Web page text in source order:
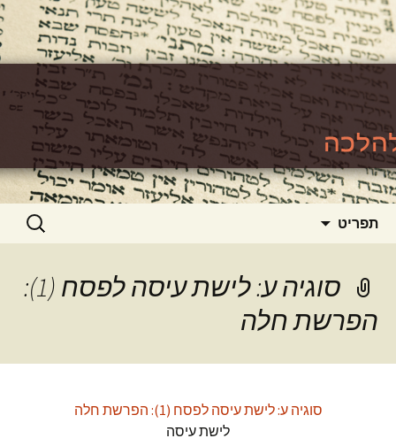
https://www.toralishma.org
האתר ללימוד סוגיות גמרא להלכה
תפריט חיפוש:
סוגיה ע: לישת עיסה לפסח (1):
הפרשת חלה
סוגיה ע: לישת עיסה לפסח (1): הפרשת חלה
לישת עיסה